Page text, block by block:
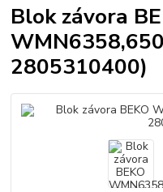
Blok závora
2805310400)